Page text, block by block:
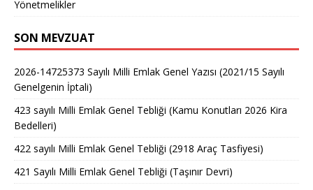
Yönetmelikler
SON MEVZUAT
2026-14725373 Sayılı Milli Emlak Genel Yazısı (2021/15 Sayılı
Genelgenin İptali)
423 sayılı Milli Emlak Genel Tebliği (Kamu Konutları 2026 Kira
Bedelleri)
422 sayılı Milli Emlak Genel Tebliği (2918 Araç Tasfiyesi)
421 Sayılı Milli Emlak Genel Tebliği (Taşınır Devri)